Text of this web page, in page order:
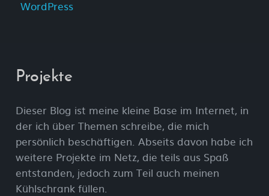
WordPress
Projekte
Dieser Blog ist meine kleine Base im Internet, in
der ich über Themen schreibe, die mich
persönlich beschäftigen. Abseits davon habe ich
weitere Projekte im Netz, die teils aus Spaß
entstanden, jedoch zum Teil auch meinen
Kühlschrank füllen.